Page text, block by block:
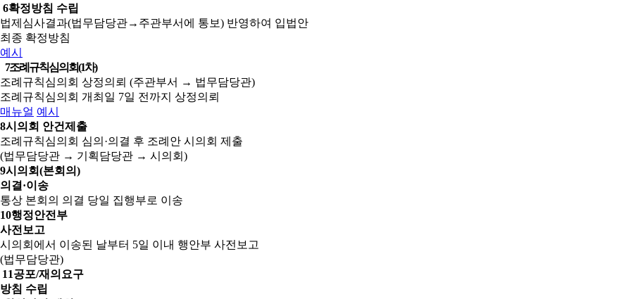
6확정방침 수립
법제심사결과(법무담당관→주관부서에 통보) 반영하여 입법안
최종 확정방침
예시
7조례규칙심의회(1차)
조례규칙심의회 상정의뢰 (주관부서 → 법무담당관)
조례규칙심의회 개최일 7일 전까지 상정의뢰
매뉴얼 예시
8시의회 안건제출
조례규칙심의회 심의·의결 후 조례안 시의회 제출
(법무담당관 → 기획담당관 → 시의회)
9시의회(본회의)
의결·이송
통상 본회의 의결 당일 집행부로 이송
10행정안전부
사전보고
시의회에서 이송된 날부터 5일 이내 행안부 사전보고
(법무담당관)
11공포/재의요구
방침 수립